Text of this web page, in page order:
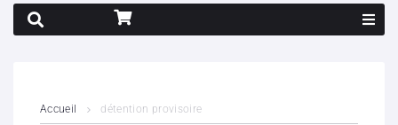
Accueil détention provisoire